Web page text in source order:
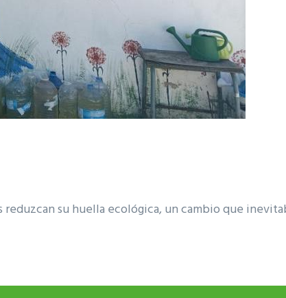
reduzcan su huella ecológica, un cambio que